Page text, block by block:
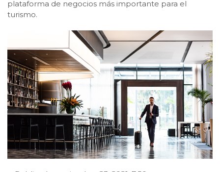
plataforma de negocios más importante para el
turismo.